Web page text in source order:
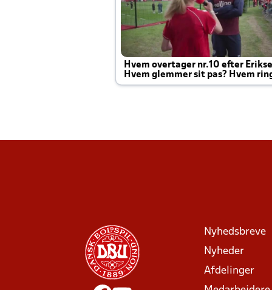
Hvem overtager nr.10 efter
Hvem glemmer sit pas? Hvem
Joachim altid til efter kampe?
Nyhedsbreve
Nyheder
Afdelinger